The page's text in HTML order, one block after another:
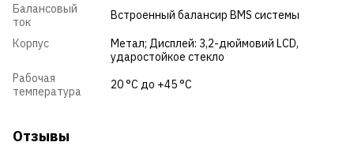
Балансовый
ток
Встроенный балансир BMS системы
Корпус
Метал; Дисплей: 3,2-дюймовий LCD,
ударостойкое стекло
Рабочая
температура
20 °C до +45 °C
Отзывы